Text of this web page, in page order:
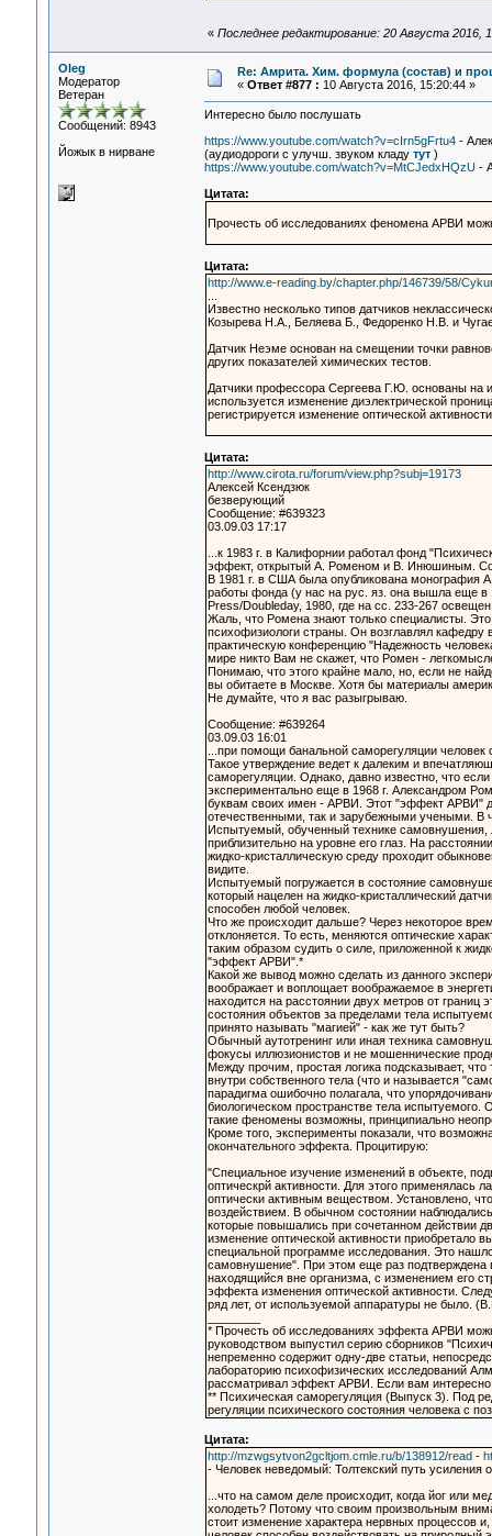
« Последнее редактирование: 20 Августа 2016,
Oleg
Модератор
Ветеран
Сообщений: 8943
Йожык в нирване
Re: Амрита. Хим. формула (состав) и
« Ответ #877 : 10 Августа 2016, 15:20:44 »
Интересно было послушать
https://www.youtube.com/watch?v=cIrn5gFrtu4-
(аудиодороги с улучш. звуком кладу тут)
https://www.youtube.com/watch?v=MtCJedxHQzU-
Цитата:
Прочесть об исследованиях феномена АРВИ
Цитата:
http://www.e-reading.by/chapter.php/146739/58/
Известно несколько типов датчиков
Козырева Н.А., Беляева Б., Федоренко Н.В. и
Датчик Неэме основан на смещении точки
других показателей химических тестов.
Датчики профессора Сергеева Г.Ю. основаны на
используется изменение диэлектрической
регистрируется изменение оптической
Цитата:
http://www.cirota.ru/forum/view.php?subj=19173
Алексей Ксендзюк
безверующий
Сообщение: #639323
03.09.03 17:17
...к 1983 г. в Калифорнии работал фонд
эффект, открытый А. Роменом и В. Инюшиным.
В 1981 г. в США была опубликована монография
работы фонда (у нас на рус. яз. она вышла еще в
Press/Doubleday, 1980, где на сс. 233-267
Жаль, что Ромена знают только специалисты.
психофизиологи страны. Он возглавлял
практическую конференцию "Надежность
мире никто Вам не скажет, что Ромен -
Понимаю, что этого крайне мало, но, если не
вы обитаете в Москве. Хотя бы материалы
Не думайте, что я вас разыгрываю.
Сообщение: #639264
03.09.03 16:01
...при помощи банальной саморегуляции
Такое утверждение ведет к далеким и
саморегуляции. Однако, давно известно, что
экспериментально еще в 1968 г. Александром
буквам своих имен - АРВИ. Этот "эффект АРВИ"
отечественными, так и зарубежными учеными. В
Испытуемый, обученный технике самовнушения,
приблизительно на уровне его глаз. На
жидко-кристаллическую среду проходит
видите.
Испытуемый погружается в состояние
который нацелен на жидко-кристаллический
способен любой человек.
Что же происходит дальше? Через некоторое
отклоняется. То есть, меняются оптические
таким образом судить о силе, приложенной к
"эффект АРВИ".*
Какой же вывод можно сделать из данного
воображает и воплощает воображаемое в
находится на расстоянии двух метров от границ
состояния объектов за пределами тела
принято называть "магией" - как же тут быть?
Обычный аутотренинг или иная техника
фокусы иллюзионистов и не мошеннические
Между прочим, простая логика подсказывает,
внутри собственного тела (что и называется
парадигма ошибочно полагала, что
биологическом пространстве тела испытуемого.
такие феномены возможны, принципиально
Кроме того, эксперименты показали, что
окончательного эффекта. Процитирую:
"Специальное изучение изменений в объекте,
оптическрй активности. Для этого применялась
оптически активным веществом. Установлено,
воздействием. В обычном состоянии
которые повышались при сочетанном действии
изменение оптической активности приобретало
специальной программе исследования. Это
самовнушение". При этом еще раз подтверждена
находящийся вне организма, с изменением его
эффекта изменения оптической активности.
ряд лет, от используемой аппаратуры не
* Прочесть об исследованиях эффекта АРВИ
руководством выпустил серию сборников
непременно содержит одну-две статьи,
лабораторию психофизических исследований
рассматривал эффект АРВИ. Если вам
** Психическая саморегуляция (Выпуск 3). Под
регуляции психического состояния человека с
Цитата:
http://mzwgsytvon2gcltjom.cmle.ru/b/138912/read -
- Человек неведомый: Толтекский путь усиления
...что на самом деле происходит, когда йог или
холодеть? Потому что своим произвольным
стоит изменение характера нервных процессов